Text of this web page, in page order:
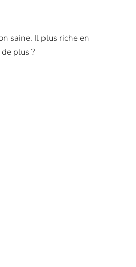
saine. Il plus riche en
plus ?